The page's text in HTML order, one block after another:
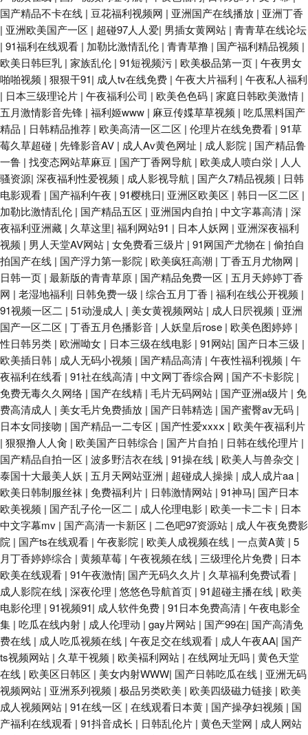
少妇安慰久久网站 午夜剧场福利院 日本色www无码 日韩寂寞影院 男人资源
极品户外露出 丰满人妻一区二区 aV狼坛 91熟女丝袜福利 狠狠鲁无码网站
国产一二一二级 大香蕉51 成人福利社 av不卡电影 91x视频大全 午夜剧场三
级片 日韩3级网 免费黄色视频链接 另类激情影音 午夜老司机电影网 香蕉视
频在线下载 亚洲春色'aAV 色色爱爱五月 欧美一欧二欧肏屄 久久午夜神器 国
产熟女自拍 超碰在线97青青 国产精品日韩欧 韩国av三区 成人影音免费观看
大香蕉综合 岛国大片无码 av私人影院 91精品福利 亚洲色图成人套图 天堂福
利导航 足交黑丝国产在线 91婷婷射 日韩新片aⅴ网 亚洲色情综合爱爱 四虎性
爱欧美 日韩一a 欧洲操b精品 人妻重口味
国产精品不卡在线 | 豆花福利视频网 | 亚洲国产在线播放 | 亚洲丁香
| 亚洲欧美国产一区 | 超碰97人人爱| 男插女黄网站 | 青青草在线论坛
| 91福利在线观看 | 加勒比激情乱伦 | 青青草撸 | 国产福利精品视频 |
欧美日韩巨乳 | 家族乱伦 | 91短视频污 | 欧美极品第一页 | 午夜男女
啪啪视频 | 狠狠干91| 成人tv在线免费 | 午夜大片福利 | 午夜私人福利
| 日本三级理论片 | 午夜福利公司 | 欧美色色码 | 家庭日韩欧美激情 |
五月激情影音先锋 | 福利姬www | 麻豆传媟草草视频 | 吃瓜黑料国产
精品 | 日韩精品推荐 | 欧美高清一区二区 | 伦理片在线免费看 | 91草
莓久草超碰 | 先锋影音AV | 成人Av黄色网址 | 成人影院 | 国产精品鲁
一鲁 | 找变态网站草麻豆 | 国产丁香网导航 | 欧美成人喷白泶 | 人人
骚资源| 深夜福利性爱视频 | 成人影视导航 | 国产久7精品视频 | 日韩
电影观看 | 国产福利午夜 | 91樱桃日| 亚洲区欧美区 | 韩日一区二区 |
加勒比激情乱伦 | 国产精品五区 | 亚洲国内自拍 | 中文字幕高清 | 深
夜福利亚洲藏 | 久草这里| 福利网站91 | 日本人妖网 | 亚洲深夜福利
视频 | 男人天堂AV网站 | 女免费看三级片 | 91网国产尤物在 | 偷拍自
拍国产在线 | 国产浮力第一影院 | 欧美疯狂高潮 | 丁香五月尤物网 |
日韩一页 | 最新版的青青草原 | 国产精品免费一区 | 五月天婷婷丁香
网 | 老湿地福利| 日韩免费一级 | 综合五月丁香 | 福利在线公开视频 |
91视频一区二 | 51动漫成人 | 美女黄视频网站 | 成人日屄视频 | 亚洲
国产一区二区 | 丁香五月色播影音 | 人妖皇后rose | 欧美色图婷婷 |
性日韩另类 | 欧洲呦女 | 日本三级在线电影 | 91网站| 国产日本三级 |
欧美插日韩 | 成人无码小视频 | 国产精品高清 | 午夜性福利视频 | 午
夜福利在线看 | 91社在线高清 | 中文网丁香综合网 | 国产不卡影院 |
免费无毒久久网络 | 国产在线精 | 毛片无码网站 | 国产亚洲a级片 | 免
费高清成人 | 美女毛片免费插放 | 国产日韩精选 | 国产蜜臀av无码 |
日本女同接吻 | 国产精品一二专区 | 国产性爱xxxⅹ | 欧美午夜福利片
| 狠狠撸人人肏 | 欧美国产日韩综合 | 国产片自拍 | 日韩在线伦理片 |
国产精品自拍一区 | 波多野洁衣在线 | 91操在线 | 欧美人与兽杂交 |
泰国十大最美人妖 | 五月天网站亚洲 | 超碰成人操操 | 成人成片aa |
欧美日韩制服丝袜 | 免费福利片 | 日韩激情网站 | 91神马| 国产日本
欧美视频 | 国产乱子伦一区二 | 成人伦理电影 | 欧美一卡二卡 | 日本
中文字幕mv | 国产高清一卡新区 | 二色吧97资源站 | 成人午夜免费影
院 | 国产ts在线观看 | 午夜影院 | 欧美人成视频在线 | 一点黄A黄 | 5
月丁香婷婷综合 | 黄频草莓 | 午夜视频在线 | 三级理伦片免费 | 日本
欧美在线观看 | 91午夜激情| 国产无码久久片 | 久草福利免费试看 |
成人影院在线 | 深夜伦理 | 悠悠色导航首页 | 91超碰主播在线 | 欧美
电影伦理 | 91视频91| 成人软件免费 | 91日本免费高清 | 午夜电影全
集 | 吃瓜在线内射 | 成人伦理动 | gay片网站 | 国产99在| 国产高清免
费在线 | 成人吃瓜视频在线 | 午夜足交在线观看 | 成人午夜AA| 国产
ts视频网站 | 久草干视频 | 欧美褔利网站 | 在线网址无吗 | 黄色天堂
在线 | 欧美区日韩区 | 美女内射WWW| 国产日韩吃瓜在线 | 亚洲无码
视频网站 | 亚洲系列视频 | 极品另类欧美 | 欧美四级磁力链接 | 欧美
成人视频网站 | 91在线一区 | 在线观看日本黄 | 国产操孕妇视频 | 国
产福利在线观看 | 91抖音成长 | 日韩乱伦片 | 黄色天堂网 | 成人网站